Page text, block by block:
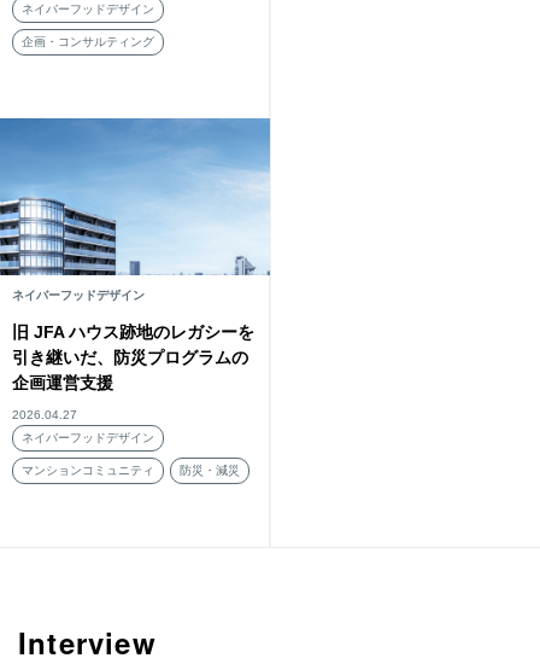
ネイバーフッドデザイン
企画・コンサルティング
ネイバーフッドデザイン
旧 JFA ハウス跡地のレガシーを
引き継いだ、防災プログラムの
企画運営支援
2026.04.27
ネイバーフッドデザイン
マンションコミュニティ 防災・減災
Interview